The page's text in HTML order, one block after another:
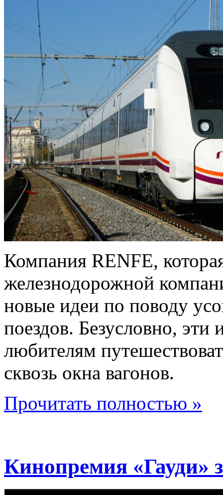
Компания RENFE,
железнодорожной
новые идеи по поводу
поездов. Безусловно,
любителям
сквозь окна вагонов.
Прочитать полностью »
Кинопремия «Гауди»